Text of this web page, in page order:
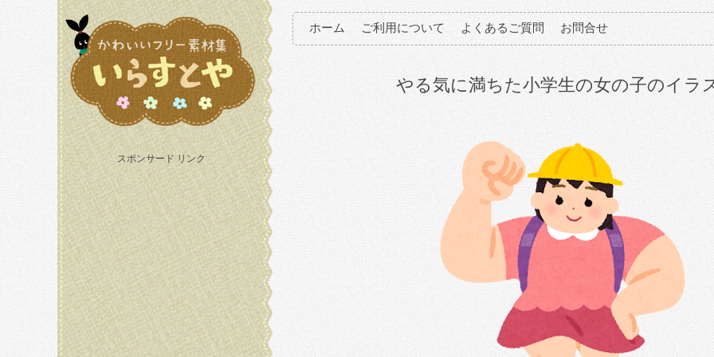
スポンサード リンク
ホーム ご利用について よくあるご質問 お問合せ
やる気に満ちた小学生の女の子のイラ